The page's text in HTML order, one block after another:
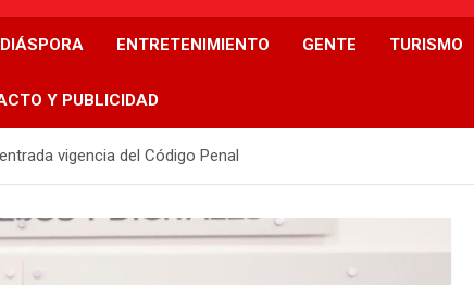
ENTRETENIMIENTO GENTE TURISMO
Y PUBLICIDAD
vigencia del Código Penal